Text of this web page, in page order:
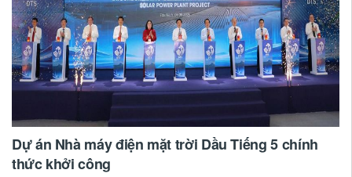
Dự án Nhà máy điện mặt trời Dầu Tiếng 5 chính
thức khởi công